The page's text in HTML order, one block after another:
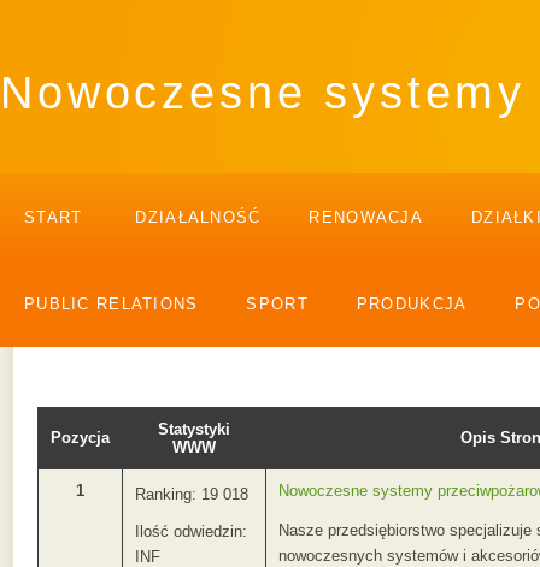
Nowoczesne
START DZIAŁALNOŚĆ RENOWACJA
PUBLIC RELATIONS SPORT PRODUKCJA
Pozycja
Statystyki
WWW
Opis
1 Ranking: 19 018
Ilość odwiedzin:
INF
Nowoczesne systemy
Nasze przedsiębiorstwo
nowoczesnych systemów i